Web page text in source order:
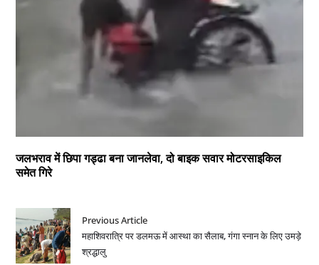
जलभराव में छिपा गड्ढा बना जानलेवा, दो बाइक सवार मोटरसाइकिल
समेत गिरे
Previous Article
महाशिवरात्रि पर डलमऊ में आस्था का सैलाब, गंगा स्नान के लिए उमड़े
श्रद्धालु